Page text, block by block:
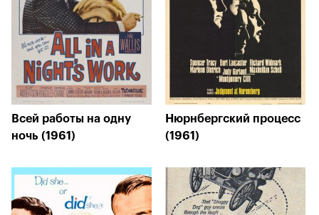
Всей работы на одну
ночь (1961)
Нюрнбергский процесс
(1961)